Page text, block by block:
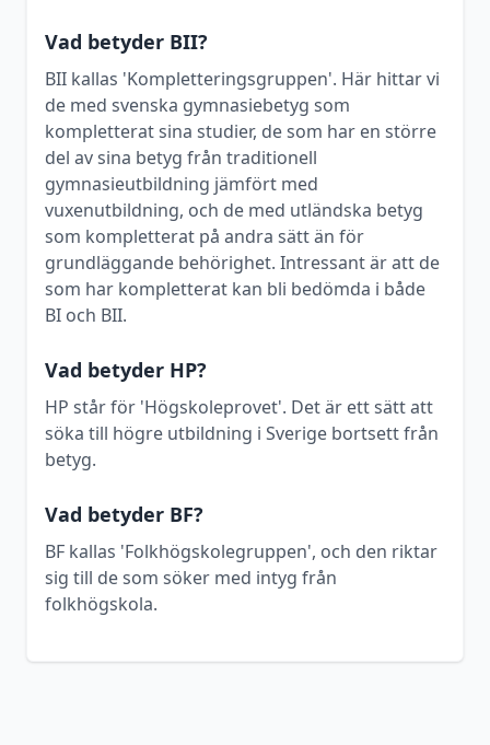
Vad betyder BII?
BII kallas 'Kompletteringsgruppen'. Här hittar vi
de med svenska gymnasiebetyg som
kompletterat sina studier, de som har en större
del av sina betyg från traditionell
gymnasieutbildning jämfört med
vuxenutbildning, och de med utländska betyg
som kompletterat på andra sätt än för
grundläggande behörighet. Intressant är att de
som har kompletterat kan bli bedömda i både
BI och BII.
Vad betyder HP?
HP står för 'Högskoleprovet'. Det är ett sätt att
söka till högre utbildning i Sverige bortsett från
betyg.
Vad betyder BF?
BF kallas 'Folkhögskolegruppen', och den riktar
sig till de som söker med intyg från
folkhögskola.